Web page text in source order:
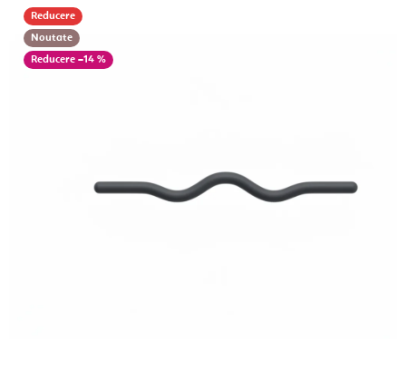
este
0,0
stele.
Reducere
Noutate
–14 %